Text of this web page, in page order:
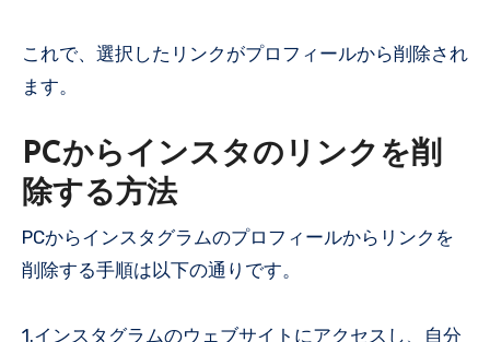
これで、選択したリンクがプロフィールから削除され
ます。
PCからインスタのリンクを削
除する方法
PCからインスタグラムのプロフィールからリンクを
削除する手順は以下の通りです。
1.インスタグラムのウェブサイトにアクセスし、自分